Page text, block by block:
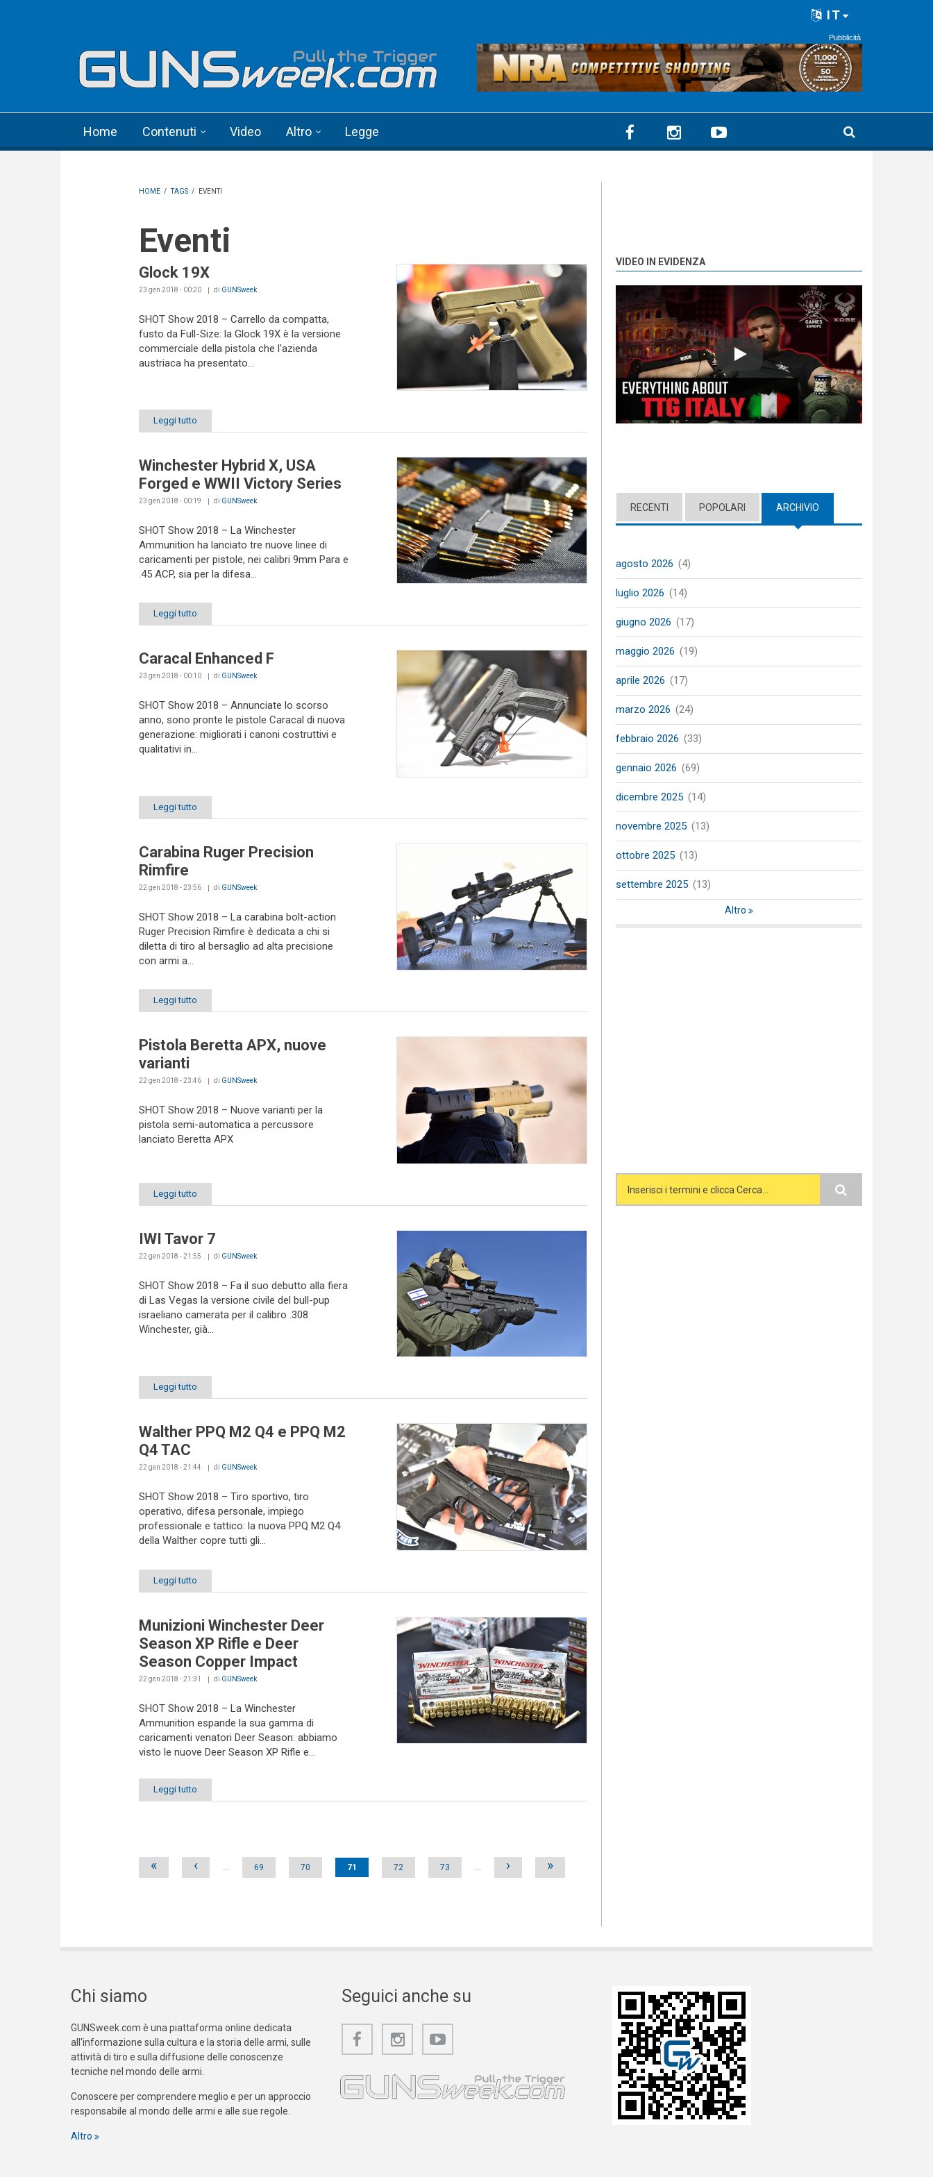
IT
Pubblicità
Home Contenuti Video Altro Legge
HOME / TAGS / EVENTI
Eventi
Glock 19X
23 gen 2018 - 00:20 di GUNSweek
SHOT Show 2018 – Carrello da compatta,
fusto da Full-Size: la Glock 19X è la versione
commerciale della pistola che l'azienda
austriaca ha presentato...
Leggi tutto
Winchester Hybrid X, USA
Forged e WWII Victory Series
23 gen 2018 - 00:19 di GUNSweek
SHOT Show 2018 – La Winchester
Ammunition ha lanciato tre nuove linee di
caricamenti per pistole, nei calibri 9mm Para e
.45 ACP, sia per la difesa...
Leggi tutto
Caracal Enhanced F
23 gen 2018 - 00:10 di GUNSweek
SHOT Show 2018 – Annunciate lo scorso
anno, sono pronte le pistole Caracal di nuova
generazione: migliorati i canoni costruttivi e
qualitativi in...
Leggi tutto
Carabina Ruger Precision
Rimfire
22 gen 2018 - 23:56 di GUNSweek
SHOT Show 2018 – La carabina bolt-action
Ruger Precision Rimfire è dedicata a chi si
diletta di tiro al bersaglio ad alta precisione
con armi a...
Leggi tutto
Pistola Beretta APX, nuove
varianti
22 gen 2018 - 23:46 di GUNSweek
SHOT Show 2018 – Nuove varianti per la
pistola semi-automatica a percussore
lanciato Beretta APX
Leggi tutto
IWI Tavor 7
22 gen 2018 - 21:55 di GUNSweek
SHOT Show 2018 – Fa il suo debutto alla fiera
di Las Vegas la versione civile del bull-pup
israeliano camerata per il calibro .308
Winchester, già...
Leggi tutto
Walther PPQ M2 Q4 e PPQ M2
Q4 TAC
22 gen 2018 - 21:44 di GUNSweek
SHOT Show 2018 – Tiro sportivo, tiro
operativo, difesa personale, impiego
professionale e tattico: la nuova PPQ M2 Q4
della Walther copre tutti gli...
Leggi tutto
Munizioni Winchester Deer
Season XP Rifle e Deer
Season Copper Impact
22 gen 2018 - 21:31 di GUNSweek
SHOT Show 2018 – La Winchester
Ammunition espande la sua gamma di
caricamenti venatori Deer Season: abbiamo
visto le nuove Deer Season XP Rifle e...
Leggi tutto
Pages
« ‹ 69 70 71 72 73 › »
VIDEO IN EVIDENZA
Play
RECENTI POPOLARI ARCHIVIO
agosto 2026 (4)
luglio 2026 (14)
giugno 2026 (17)
maggio 2026 (19)
aprile 2026 (17)
marzo 2026 (24)
febbraio 2026 (33)
gennaio 2026 (69)
dicembre 2025 (14)
novembre 2025 (13)
ottobre 2025 (13)
settembre 2025 (13)
Altro
Search form
Chi siamo
GUNSweek.com è una piattaforma online dedicata
all'informazione sulla cultura e la storia delle armi, sulle
attività di tiro e sulla diffusione delle conoscenze
tecniche nel mondo delle armi.
Conoscere per comprendere meglio e per un approccio
responsabile al mondo delle armi e alle sue regole.
Altro
Seguici anche su